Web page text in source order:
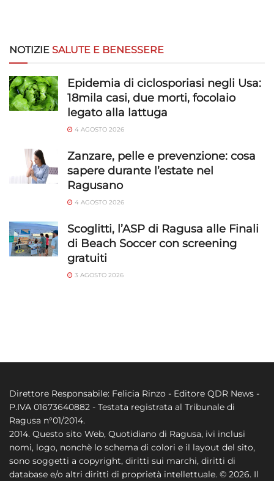
NOTIZIE SALUTE E BENESSERE
Epidemia di ciclosporiasi negli Usa:
18mila casi, due morti, focolaio
legato alla lattuga
4 AGOSTO 2026
Zanzare, pelle e prevenzione: cosa
sapere durante l’estate nel
Ragusano
4 AGOSTO 2026
Scoglitti, l’ASP di Ragusa alle Finali
di Beach Soccer con screening
gratuiti
3 AGOSTO 2026
Direttore Responsabile: Felicia Rinzo - Editore QDR News -
P.IVA 01673640882 - Testata registrata al Tribunale di
Ragusa n°01/2014.
2014. Questo sito Web, Quotidiano di Ragusa, ivi inclusi
nomi, logo, nonchè lo schema di colori e il layout del sito,
sono soggetti a copyright, diritti sui marchi, diritti di
database e/o altri diritti di proprietà intellettuale. © 2026. Il